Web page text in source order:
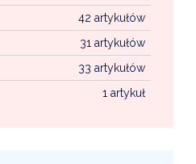
42 artykułów
31 artykułów
33 artykułów
1 artykuł